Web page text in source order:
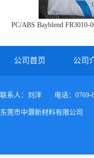
PC/ABS Bayblend FR3010-
公司首页 公司
联系人：刘洋 电话：0769-
东莞市中灏新材料有限公司